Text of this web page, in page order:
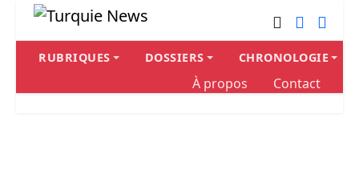
RUBRIQUES DOSSIERS CHRONOLOGIE
À propos Contact